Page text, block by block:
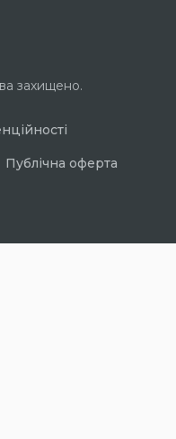
захищено.
Публічна оферта